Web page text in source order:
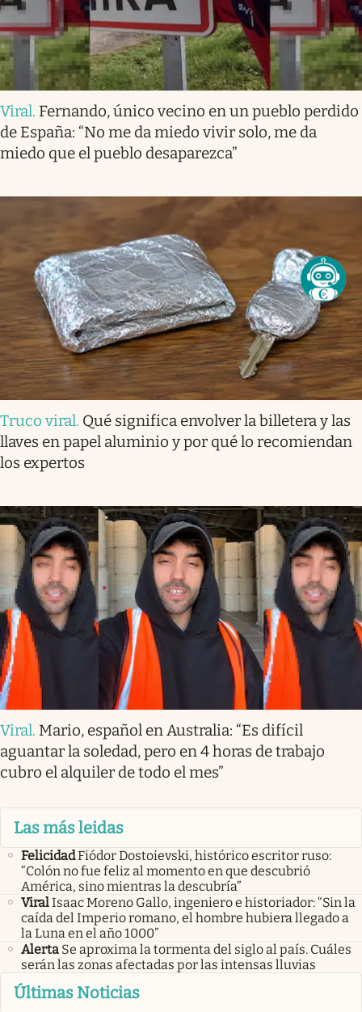
Viral. Fernando, único vecino en un pueblo perdido
de España: “No me da miedo vivir solo, me da
miedo que el pueblo desaparezca”
Truco viral. Qué significa envolver la billetera y las
llaves en papel aluminio y por qué lo recomiendan
los expertos
Viral. Mario, español en Australia: “Es difícil
aguantar la soledad, pero en 4 horas de trabajo
cubro el alquiler de todo el mes”
Las más leidas
FelicidadFiódor Dostoievski, histórico escritor ruso:
“Colón no fue feliz al momento en que descubrió
América, sino mientras la descubría”
ViralIsaac Moreno Gallo, ingeniero e historiador: “Sin la
caída del Imperio romano, el hombre hubiera llegado a
la Luna en el año 1000”
Alerta Se aproxima la tormenta del siglo al país. Cuáles
serán las zonas afectadas por las intensas lluvias
Últimas Noticias